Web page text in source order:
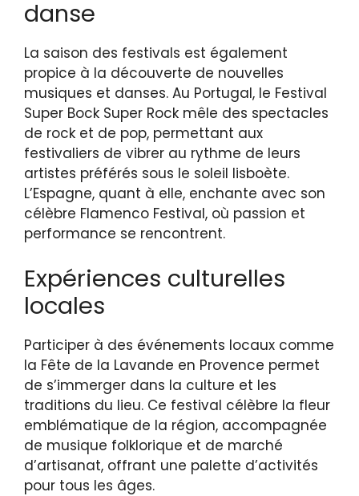
danse
La saison des festivals est également
propice à la découverte de nouvelles
musiques et danses. Au Portugal, le Festival
Super Bock Super Rock mêle des spectacles
de rock et de pop, permettant aux
festivaliers de vibrer au rythme de leurs
artistes préférés sous le soleil lisboète.
L’Espagne, quant à elle, enchante avec son
célèbre Flamenco Festival, où passion et
performance se rencontrent.
Expériences culturelles
locales
Participer à des événements locaux comme
la Fête de la Lavande en Provence permet
de s’immerger dans la culture et les
traditions du lieu. Ce festival célèbre la fleur
emblématique de la région, accompagnée
de musique folklorique et de marché
d’artisanat, offrant une palette d’activités
pour tous les âges.